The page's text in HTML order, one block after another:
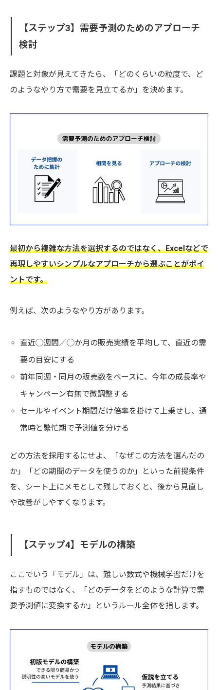
【ステップ3】需要予測のためのアプローチ
検討
課題と対象が見えてきたら、「どのくらいの粒度で、ど
のようなやり方で需要を見立てるか」を決めます。
最初から複雑な方法を選択するのではなく、Excelなどで
再現しやすいシンプルなアプローチから選ぶことがポイ
ントです。
例えば、次のようなやり方があります。
直近◯週間／◯か月の販売実績を平均して、直近の需
要の目安にする
前年同週・同月の販売数をベースに、今年の成長率や
キャンペーン有無で微調整する
セールやイベント期間だけ倍率を掛けて上乗せし、通
常時と繁忙期で予測値を分ける
どの方法を採用するにせよ、「なぜこの方法を選んだの
か」「どの期間のデータを使うのか」といった前提条件
を、シート上にメモとして残しておくと、後から見直し
や改善がしやすくなります。
【ステップ4】モデルの構築
ここでいう「モデル」は、難しい数式や機械学習だけを
指すものではなく、「どのデータをどのような計算で需
要予測値に変換するか」というルール全体を指します。